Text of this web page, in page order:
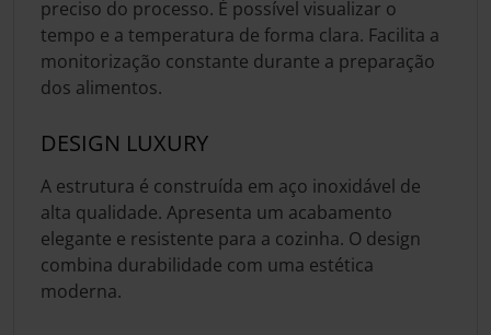
preciso do processo. É possível visualizar o
tempo e a temperatura de forma clara. Facilita a
monitorização constante durante a preparação
dos alimentos.
DESIGN LUXURY
A estrutura é construída em aço inoxidável de
alta qualidade. Apresenta um acabamento
elegante e resistente para a cozinha. O design
combina durabilidade com uma estética
moderna.